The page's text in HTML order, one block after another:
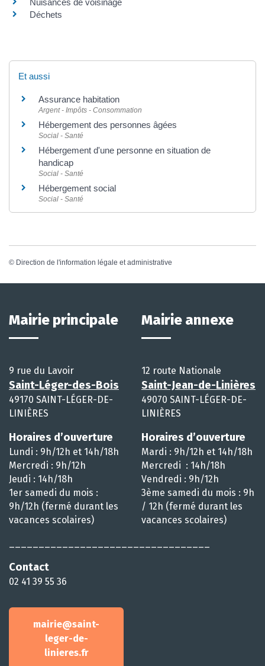
Déchets
Et aussi
Assurance habitation
Argent - Impôts - Consommation
Hébergement des personnes âgées
Social - Santé
Hébergement d'une personne en situation de
handicap
Social - Santé
Hébergement social
Social - Santé
© Direction de l'information légale et administrative
Mairie principale
9 rue du Lavoir
Saint-Léger-des-Bois
49170 SAINT-LÉGER-DE-
LINIÈRES
Horaires d’ouverture
Lundi : 9h/12h et 14h/18h
Mercredi : 9h/12h
Jeudi : 14h/18h
1er samedi du mois :
9h/12h (fermé durant les
vacances scolaires)
Contact
02 41 39 55 36
mairie@saint-
leger-de-
linieres.fr
Mairie annexe
12 route Nationale
Saint-Jean-de-Linières
49070 SAINT-LÉGER-DE-
LINIÈRES
Horaires d’ouverture
Mardi : 9h/12h et 14h/18h
Mercredi : 14h/18h
Vendredi : 9h/12h
3ème samedi du mois : 9h
/ 12h (fermé durant les
vacances scolaires)